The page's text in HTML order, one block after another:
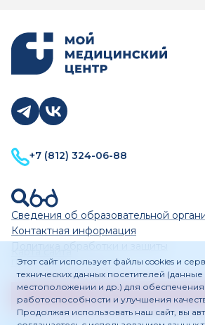
+7 (812) 324-06-88
Сведения об образовательной
Контактная информация
Политика обработки и защиты
персональных данных
Подписаться на
Этот сайт использует файлы cookies и
технических данных посетителей
местоположении и др.) для обеспечения
работоспособности и улучшения
Продолжая использовать наш сайт, вы